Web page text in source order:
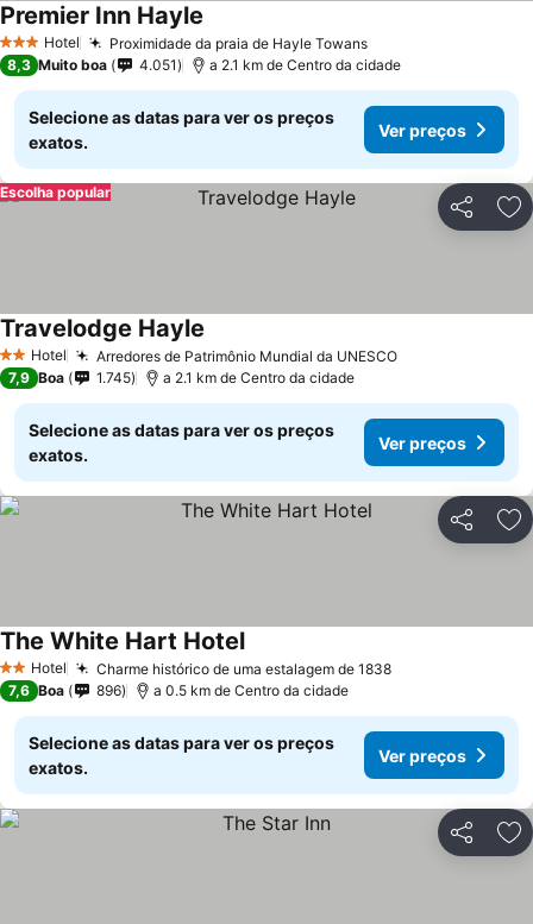
3 EstrelasHotel Proximidade da praia de Hayle Towans
Premier Inn Hayle
8,3 Muito boa 4.051 a 2.1 km de Centro da cidade
Selecione as datas para ver os preços
exatos.
Ver preços
Partilhar
Escolha popular
2 Estrelas
Hotel Arredores de Patrimônio Mundial da UNESCO
Travelodge Hayle
7,9 Boa 1.745 a 2.1 km de Centro da cidade
Selecione as datas para ver os preços
exatos.
Ver preços
Partilhar
2 Estrelas
Hotel Charme histórico de uma estalagem de 1838
The White Hart Hotel
7,6 Boa 896 a 0.5 km de Centro da cidade
Selecione as datas para ver os preços
exatos.
Ver preços
Partilhar